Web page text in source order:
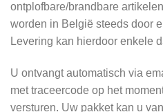
ontplofbare/brandbare
worden in België steeds door
Levering kan hierdoor enkele
U ontvangt automatisch via
met traceercode op het
versturen. Uw pakket kan u